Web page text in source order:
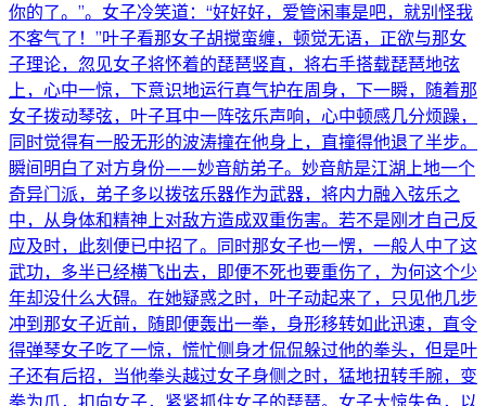
你的了。”。女子冷笑道：“好好好，爱管闲事是吧，就别怪我
不客气了！”叶子看那女子胡搅蛮缠，顿觉无语，正欲与那女
子理论，忽见女子将怀着的琵琶竖直，将右手搭载琵琶地弦
上，心中一惊，下意识地运行真气护在周身，下一瞬，随着那
女子拨动琴弦，叶子耳中一阵弦乐声响，心中顿感几分烦躁，
同时觉得有一股无形的波涛撞在他身上，直撞得他退了半步。
瞬间明白了对方身份——妙音舫弟子。妙音舫是江湖上地一个
奇异门派，弟子多以拨弦乐器作为武器，将内力融入弦乐之
中，从身体和精神上对敌方造成双重伤害。若不是刚才自己反
应及时，此刻便已中招了。同时那女子也一愣，一般人中了这
武功，多半已经横飞出去，即便不死也要重伤了，为何这个少
年却没什么大碍。在她疑惑之时，叶子动起来了，只见他几步
冲到那女子近前，随即便轰出一拳，身形移转如此迅速，直令
得弹琴女子吃了一惊，慌忙侧身才侃侃躲过他的拳头，但是叶
子还有后招，当他拳头越过女子身侧之时，猛地扭转手腕，变